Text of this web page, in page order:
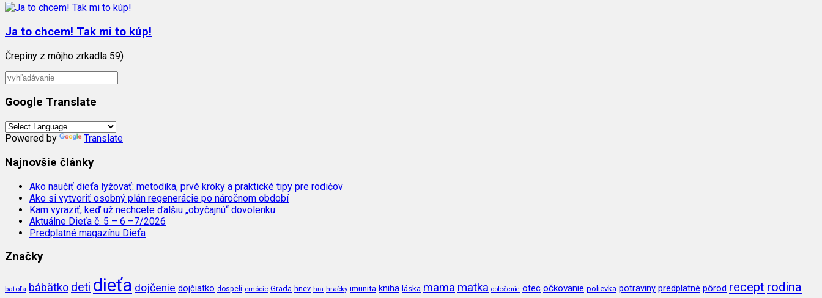
Ja to chcem! Tak mi to kúp!
Črepiny z môjho zrkadla 59)
Google Translate
Powered by Translate
Najnovšie články
Ako naučiť dieťa lyžovať: metodika, prvé kroky a praktické tipy pre rodičov
Ako si vytvoriť osobný plán regenerácie po náročnom období
Kam vyraziť, keď už nechcete ďalšiu „obyčajnú“ dovolenku
Aktuálne Dieťa č. 5 – 6 –7/2026
Predplatné magazínu Dieťa
Značky
batoľa bábätko deti dieťa dojčenie dojčiatko dospelí emócie Grada hnev hra hračky imunita kniha láska mama matka oblečenie otec očkovanie polievka potraviny predplatné pôrod recept rodina